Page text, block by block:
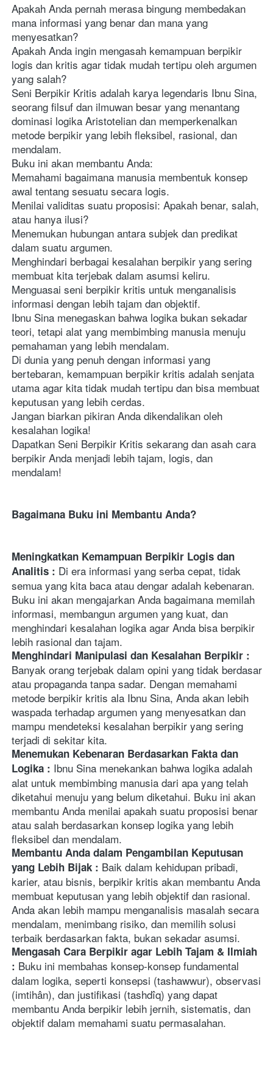
Apakah Anda pernah merasa bingung membedakan
mana informasi yang benar dan mana yang
menyesatkan?
Apakah Anda ingin mengasah kemampuan berpikir
logis dan kritis agar tidak mudah tertipu oleh argumen
yang salah?
Seni Berpikir Kritis adalah karya legendaris Ibnu Sina,
seorang filsuf dan ilmuwan besar yang menantang
dominasi logika Aristotelian dan memperkenalkan
metode berpikir yang lebih fleksibel, rasional, dan
mendalam.
Buku ini akan membantu Anda:
Memahami bagaimana manusia membentuk konsep
awal tentang sesuatu secara logis.
Menilai validitas suatu proposisi: Apakah benar, salah,
atau hanya ilusi?
Menemukan hubungan antara subjek dan predikat
dalam suatu argumen.
Menghindari berbagai kesalahan berpikir yang sering
membuat kita terjebak dalam asumsi keliru.
Menguasai seni berpikir kritis untuk menganalisis
informasi dengan lebih tajam dan objektif.
Ibnu Sina menegaskan bahwa logika bukan sekadar
teori, tetapi alat yang membimbing manusia menuju
pemahaman yang lebih mendalam.
Di dunia yang penuh dengan informasi yang
bertebaran, kemampuan berpikir kritis adalah senjata
utama agar kita tidak mudah tertipu dan bisa membuat
keputusan yang lebih cerdas.
Jangan biarkan pikiran Anda dikendalikan oleh
kesalahan logika!
Dapatkan Seni Berpikir Kritis sekarang dan asah cara
berpikir Anda menjadi lebih tajam, logis, dan
mendalam!
Bagaimana Buku ini Membantu Anda?
Meningkatkan Kemampuan Berpikir Logis dan
Analitis : Di era informasi yang serba cepat, tidak
semua yang kita baca atau dengar adalah kebenaran.
Buku ini akan mengajarkan Anda bagaimana memilah
informasi, membangun argumen yang kuat, dan
menghindari kesalahan logika agar Anda bisa berpikir
Banyak orang terjebak dalam opini yang tidak berdasar
atau propaganda tanpa sadar. Dengan memahami
metode berpikir kritis ala Ibnu Sina, Anda akan lebih
waspada terhadap argumen yang menyesatkan dan
mampu mendeteksi kesalahan berpikir yang sering
Menemukan Kebenaran Berdasarkan Fakta dan
Logika : Ibnu Sina menekankan bahwa logika adalah
alat untuk membimbing manusia dari apa yang telah
diketahui menuju yang belum diketahui. Buku ini akan
membantu Anda menilai apakah suatu proposisi benar
atau salah berdasarkan konsep logika yang lebih
Membantu Anda dalam Pengambilan Keputusan
yang Lebih Bijak : Baik dalam kehidupan pribadi,
karier, atau bisnis, berpikir kritis akan membantu Anda
membuat keputusan yang lebih objektif dan rasional.
Anda akan lebih mampu menganalisis masalah secara
mendalam, menimbang risiko, dan memilih solusi
Mengasah Cara Berpikir agar Lebih Tajam & Ilmiah
: Buku ini membahas konsep-konsep fundamental
dalam logika, seperti konsepsi (tashawwur), observasi
(imtihân), dan justifikasi (tashdîq) yang dapat
membantu Anda berpikir lebih jernih, sistematis, dan
objektif dalam memahami suatu permasalahan.